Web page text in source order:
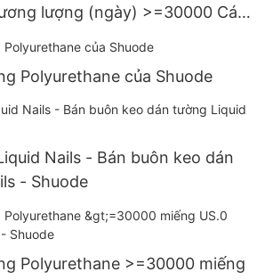
lượng (ngày) >=30000 Cái
Polyurethane của Shuode
Nails - Bán buôn keo dán
- Shuode
Polyurethane >=30000 miếng